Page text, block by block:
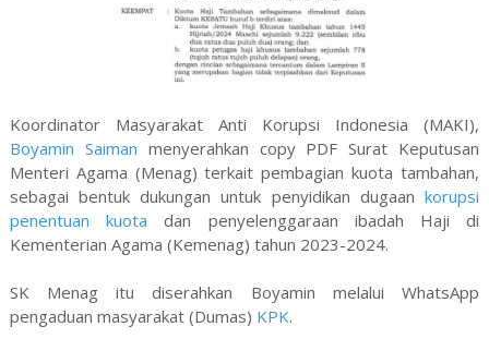
Koordinator Masyarakat Anti Korupsi Indonesia (MAKI),
Boyamin Saiman menyerahkan copy PDF Surat Keputusan
Menteri Agama (Menag) terkait pembagian kuota tambahan,
sebagai bentuk dukungan untuk penyidikan dugaankorupsi
penentuan kuota dan penyelenggaraan ibadah Haji di
Kementerian Agama (Kemenag) tahun 2023-2024.
SK Menag itu diserahkan Boyamin melalui WhatsApp
pengaduan masyarakat (Dumas) KPK.